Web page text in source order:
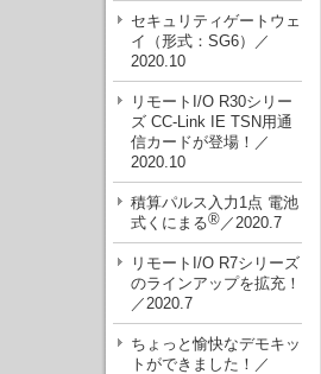
セキュリティゲートウェ
イ（形式：SG6）／
2020.10
リモートI/O R30シリー
ズ CC-Link IE TSN用通
信カードが登場！／
2020.10
積算パルス入力1点 電池
式くにまる®／2020.7
リモートI/O R7シリーズ
のラインアップを拡充！
／2020.7
ちょっと愉快なデモキッ
トができました！／